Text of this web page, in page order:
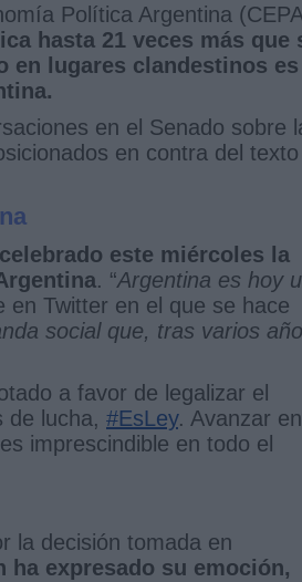
Política Argentina
hasta 21 veces más que
en lugares clandestinos es
en el Senado sobre
en contra del texto
este miércoles la
. “Argentina es hoy
en Twitter en el que se hace
social que, tras varios
a favor de legalizar el
de lucha, #EsLey. Avanzar en
imprescindible en todo el
la decisión tomada en
ha expresado su emoción,